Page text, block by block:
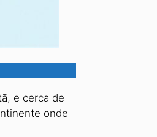
e cerca de
onde